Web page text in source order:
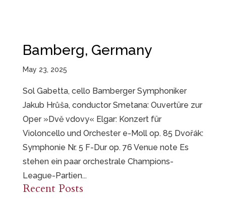
Bamberg, Germany
May 23, 2025
Sol Gabetta, cello Bamberger Symphoniker
Jakub Hrůša, conductor Smetana: Ouvertüre zur
Oper »Dvě vdovy« Elgar: Konzert für
Violoncello und Orchester e-Moll op. 85 Dvořák:
Symphonie Nr. 5 F-Dur op. 76 Venue note Es
stehen ein paar orchestrale Champions-
League-Partien...
Recent Posts